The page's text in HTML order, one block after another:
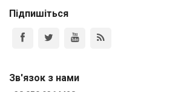
Підпишіться
Зв'язок з нами